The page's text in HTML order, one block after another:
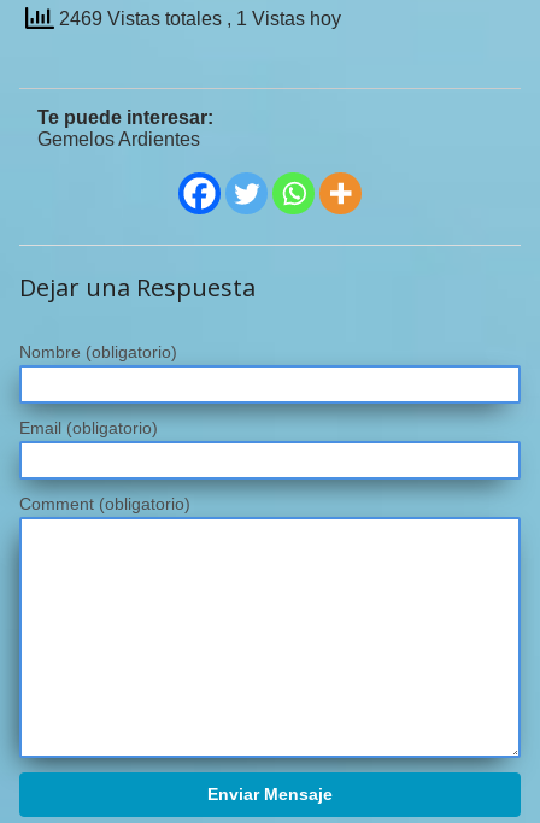
2469 Vistas totales , 1 Vistas hoy
Te puede interesar:
Gemelos Ardientes
Dejar una Respuesta
Nombre (obligatorio)
Email (obligatorio)
Comment (obligatorio)
Enviar Mensaje